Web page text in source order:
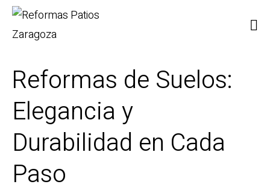
Reformas de Suelos:
Elegancia y
Durabilidad en Cada
Paso